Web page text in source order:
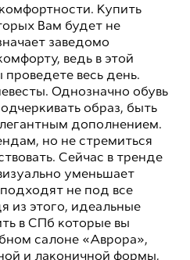
Купить
Вам будет не
заведомо
ведь в этой
проведете весь день.
Однозначно обувь
образ, быть
дополнением.
но не стремиться
Сейчас в тренде
уменьшает
не под все
из этого, идеальные
в СПб которые вы
салоне «Аврора»,
и лаконичной формы,